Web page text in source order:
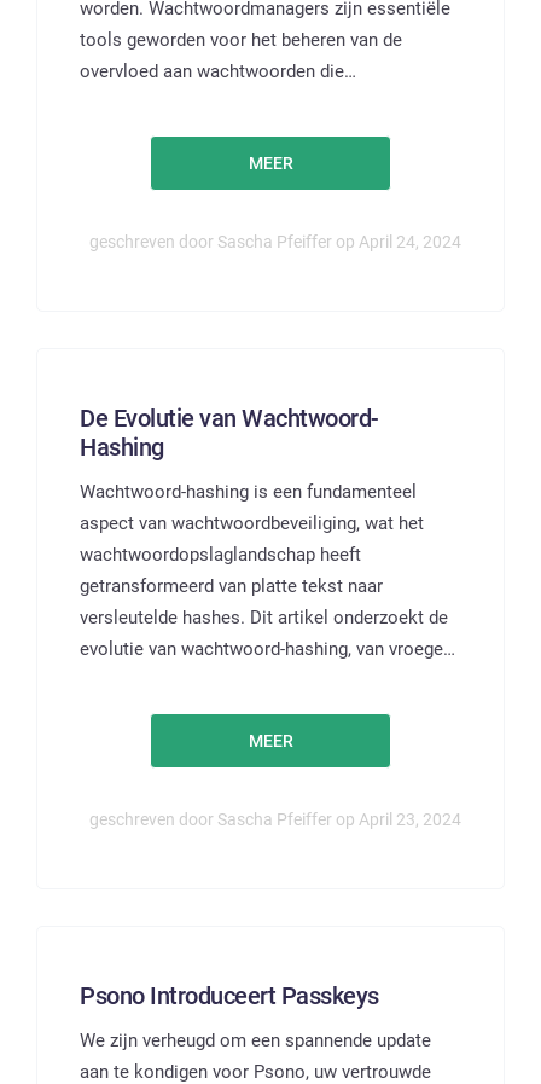
worden. Wachtwoordmanagers zijn essentiële
tools geworden voor het beheren van de
overvloed aan wachtwoorden die…
MEER
geschreven door Sascha Pfeiffer op April 24, 2024
De Evolutie van Wachtwoord-
Hashing
Wachtwoord-hashing is een fundamenteel
aspect van wachtwoordbeveiliging, wat het
wachtwoordopslaglandschap heeft
getransformeerd van platte tekst naar
versleutelde hashes. Dit artikel onderzoekt de
evolutie van wachtwoord-hashing, van vroege…
MEER
geschreven door Sascha Pfeiffer op April 23, 2024
Psono Introduceert Passkeys
We zijn verheugd om een spannende update
aan te kondigen voor Psono, uw vertrouwde